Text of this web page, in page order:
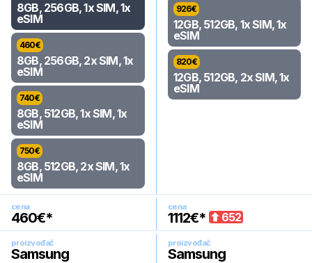
8GB, 256GB, 1x SIM, 1x
eSIM
460€
8GB, 256GB, 2x SIM, 1x
eSIM
740€
8GB, 512GB, 1x SIM, 1x
eSIM
750€
8GB, 512GB, 2x SIM, 1x
eSIM
926€
12GB, 512GB, 1x SIM, 1x
eSIM
820€
12GB, 512GB, 2x SIM, 1x
eSIM
cena
460€*
cena
1112€* 652
proizvođač
Samsung
proizvođač
Samsung